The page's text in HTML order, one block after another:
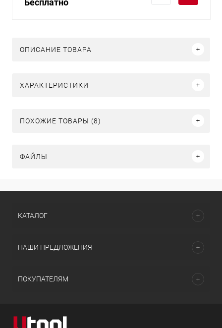
ОПИСАНИЕ ТОВАРА
ХАРАКТЕРИСТИКИ
ПОХОЖИЕ ТОВАРЫ (8)
ФАЙЛЫ
КАТАЛОГ
НАШИ ПРЕДЛОЖЕНИЯ
ПОКУПАТЕЛЯМ